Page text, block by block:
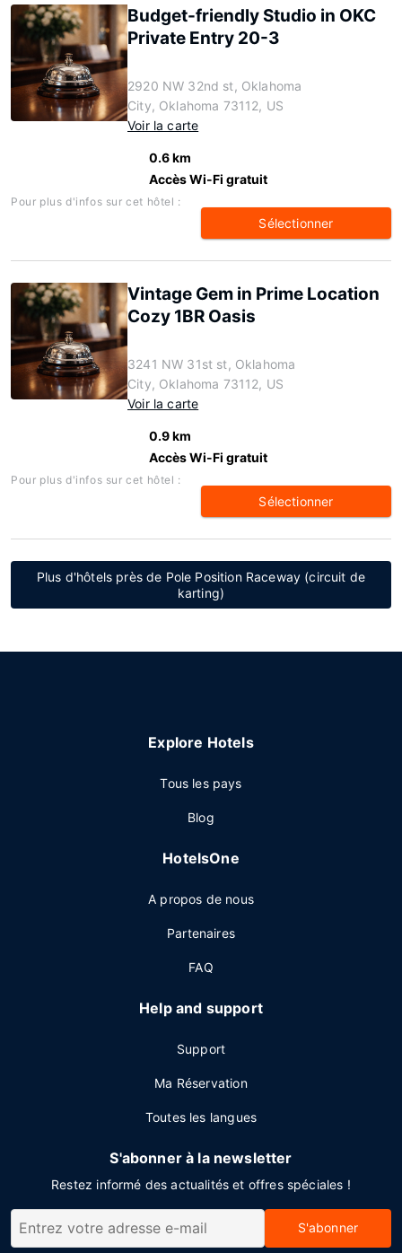
Budget-friendly Studio in OKC
Private Entry 20-3
2920 NW 32nd st, Oklahoma
City, Oklahoma 73112, US
Voir la carte
0.6 km
Accès Wi-Fi gratuit
Pour plus d'infos sur cet hôtel :
Sélectionner
Vintage Gem in Prime Location
Cozy 1BR Oasis
3241 NW 31st st, Oklahoma
City, Oklahoma 73112, US
Voir la carte
0.9 km
Accès Wi-Fi gratuit
Pour plus d'infos sur cet hôtel :
Sélectionner
Plus d'hôtels près de Pole Position Raceway (circuit de
karting)
Explore Hotels
Tous les pays
Blog
HotelsOne
A propos de nous
Partenaires
FAQ
Help and support
Support
Ma Réservation
Toutes les langues
S'abonner à la newsletter
Restez informé des actualités et offres spéciales !
S'abonner